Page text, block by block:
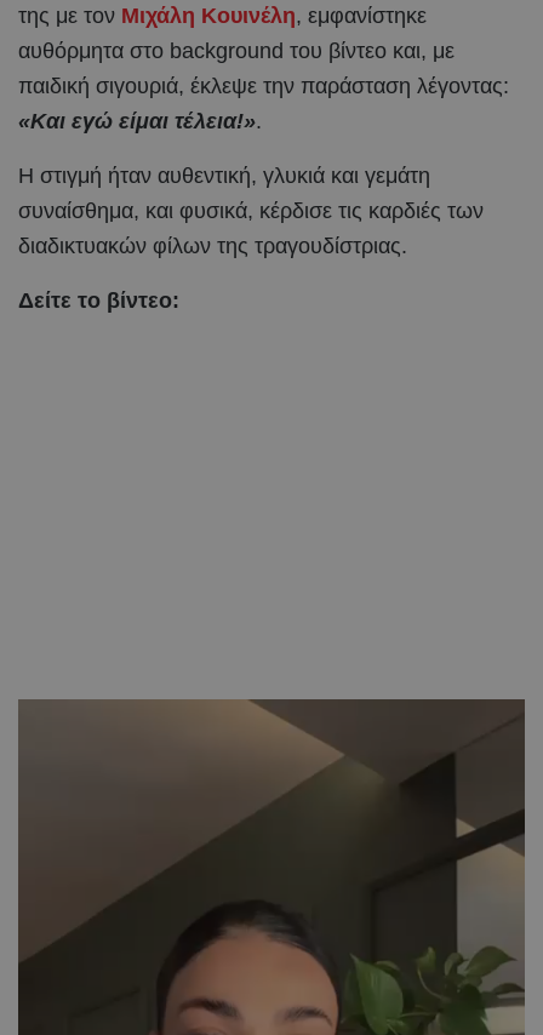
της με τον Μιχάλη Κουινέλη, εμφανίστηκε
αυθόρμητα στο background του βίντεο και, με
παιδική σιγουριά, έκλεψε την παράσταση λέγοντας:
«Και εγώ είμαι τέλεια!».
Η στιγμή ήταν αυθεντική, γλυκιά και γεμάτη
συναίσθημα, και φυσικά, κέρδισε τις καρδιές των
διαδικτυακών φίλων της τραγουδίστριας.
Δείτε το βίντεο: